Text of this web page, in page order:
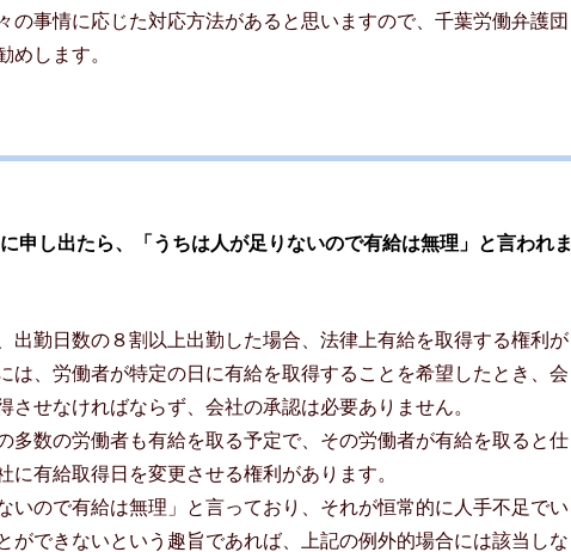
の事情に応じた対応方法があると思いますので、千葉労働弁護団
めします。
申し出たら、「うちは人が足りないので有給は無理」と言われま
出勤日数の８割以上出勤した場合、法律上有給を取得する権利が
は、労働者が特定の日に有給を取得することを希望したとき、会
せなければならず、会社の承認は必要ありません。
多数の労働者も有給を取る予定で、その労働者が有給を取ると仕
有給取得日を変更させる権利があります。
いので有給は無理」と言っており、それが恒常的に人手不足でい
ができないという趣旨であれば、上記の例外的場合には該当しな